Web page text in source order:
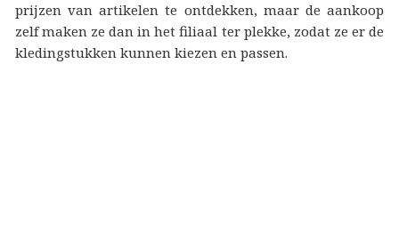
prijzen van artikelen te ontdekken, maar de aankoop
zelf maken ze dan in het filiaal ter plekke, zodat ze er de
kledingstukken kunnen kiezen en passen.